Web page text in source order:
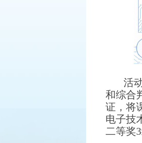
活
和综合
证，将
电子技
二等奖